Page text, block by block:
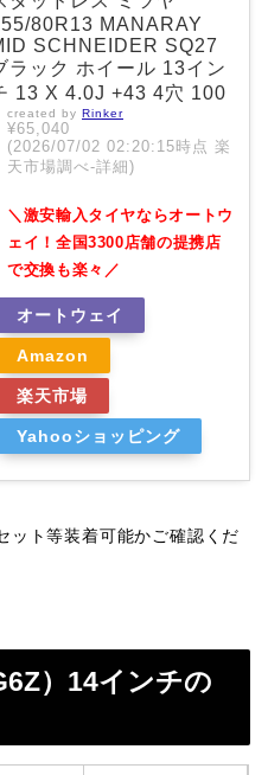
80R13 MANARAY
SCHNEIDER SQ27
ラック ホイール 13イン
13 X 4.0J +43 4穴 100
created by Rinker
¥65,040
(2026/07/02 02:20:15時点 楽
天市場調べ-詳細)
＼激安輸入タイヤならオートウ
ェイ！全国3300店舗の提携店
で交換も楽々／
オートウェイ
Amazon
楽天市場
Yahooショッピング
ト等装着可能かご確認くだ
）14インチの